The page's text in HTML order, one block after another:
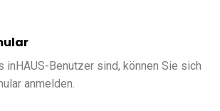
inHAUS-Benutzer sind, können Sie sich
anmelden.